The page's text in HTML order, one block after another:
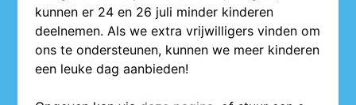
kunnen er 24 en 26 juli minder kinderen
deelnemen. Als we extra vrijwilligers vinden om
ons te ondersteunen, kunnen we meer kinderen
een leuke dag aanbieden!